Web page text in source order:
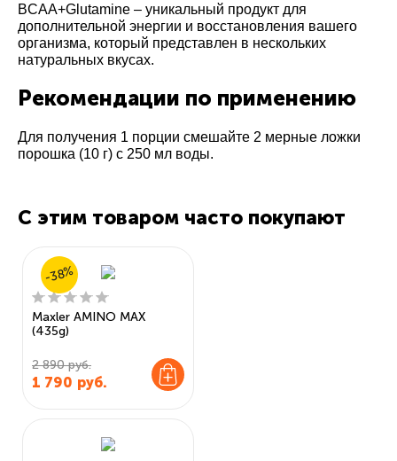
BCAA+Glutamine – уникальный продукт для
дополнительной энергии и восстановления вашего
организма, который представлен в нескольких
натуральных вкусах.
Рекомендации по применению
Для получения 1 порции смешайте 2 мерные ложки
порошка (10 г) с 250 мл воды.
С этим товаром часто покупают
Maxler AMINO MAX
(435g)
2 890 руб.
1 790 руб.
-38%